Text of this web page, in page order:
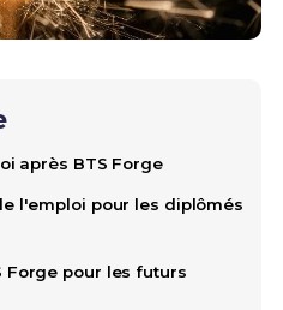
après BTS Forge
l'emploi pour les diplômés
Forge pour les futurs